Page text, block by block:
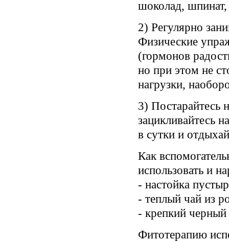
шоколад,
2) Регулярно
Физические
(гормонов
но при этом не
нагрузки,
3) Постарайтесь
зацикливайтесь
в сутки и
Как
использовать и
- настойка
- теплый чай из
- крепкий
Фитотерапию